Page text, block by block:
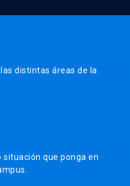
distintas áreas de la
que ponga en